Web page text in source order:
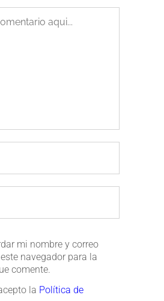
mi nombre y correo
navegador para la
comente.
la Política de